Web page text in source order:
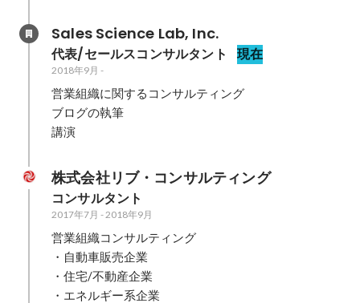
Sales Science Lab, Inc.
代表/セールスコンサルタント 現在
2018年9月 -
営業組織に関するコンサルティング
ブログの執筆
講演
株式会社リブ・コンサルティング
コンサルタント
2017年7月 - 2018年9月
営業組織コンサルティング
・自動車販売企業
・住宅/不動産企業
・エネルギー系企業